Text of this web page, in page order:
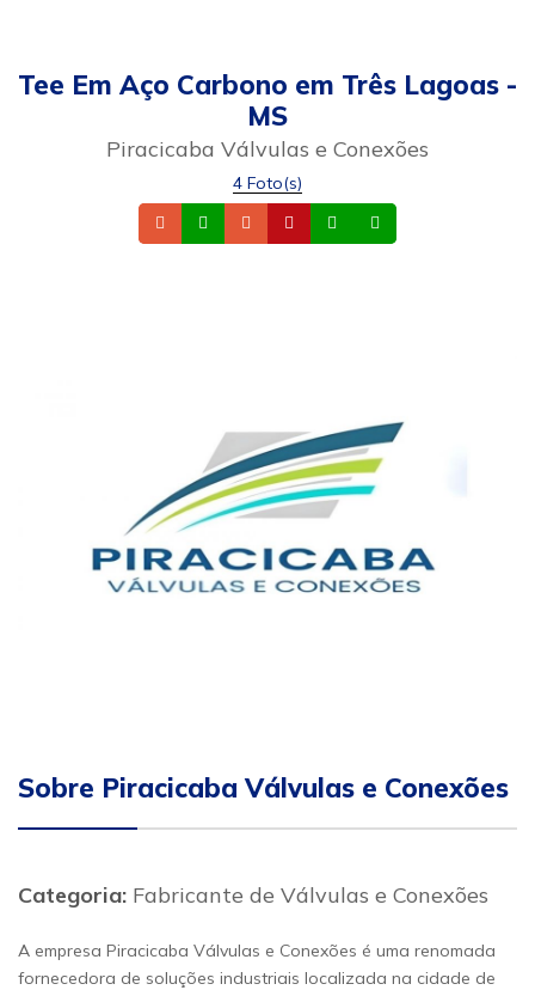
Tee Em Aço Carbono em Três Lagoas -
MS
Piracicaba Válvulas e Conexões
4 Foto(s)
TelefoneWhatsapp
Email Site Whatsapp
Sobre Piracicaba Válvulas e Conexões
Categoria: Fabricante de Válvulas e Conexões
A empresa Piracicaba Válvulas e Conexões é uma renomada
fornecedora de soluções industriais localizada na cidade de